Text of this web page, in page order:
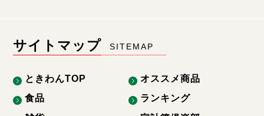
サイトマップ SITEMAP
ときわんTOP
食品
オススメ商品
ランキング